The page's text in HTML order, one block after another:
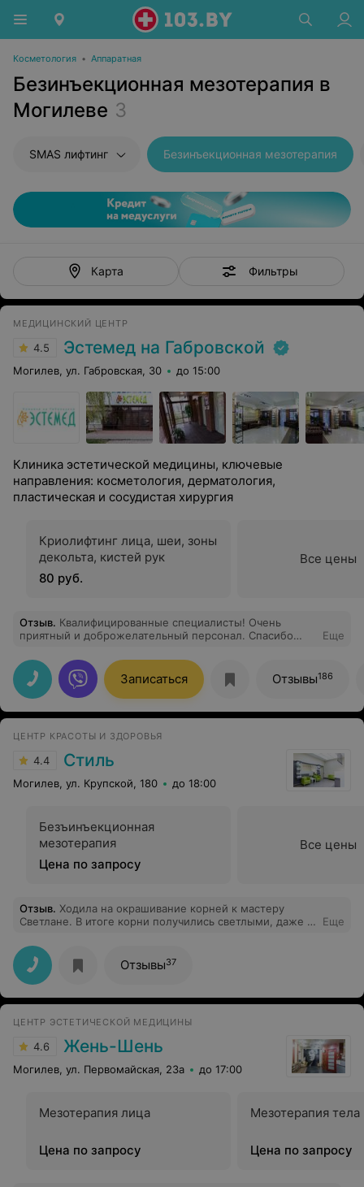
Косметология • Аппаратная
Безинъекционная мезотерапия в
Могилеве 3
SMAS лифтинг Безинъекционная мезотерапия
Карта Фильтры
МЕДИЦИНСКИЙ ЦЕНТР
4.5 Эстемед на Габровской
Могилев, ул. Габровская, 30 до 15:00
Клиника эстетической медицины, ключевые
направления: косметология, дерматология,
пластическая и сосудистая хирургия
Криолифтинг лица, шеи, зоны
декольта, кистей рук
80 руб.
Все цены
Отзыв. Квалифицированные специалисты! Очень
приятный и доброжелательный персонал. Спасибо
Еще
Записаться Отзывы186
ЦЕНТР КРАСОТЫ И ЗДОРОВЬЯ
4.4 Стиль
Могилев, ул. Крупской, 180 до 18:00
Безъинъекционная
мезотерапия
Цена по запросу
Все цены
Отзыв. Ходила на окрашивание корней к мастеру
Светлане. В итоге корни получились светлыми, даже с
темно русые. Попросила подравнять кончики, так как в
прошлый раз мастер Марина подстригла
неравномерно. В итоге ушла с такими же кончиками
только ещё хуже чем было, и с светлыми корнями.
Еще
Отзывы37
ЦЕНТР ЭСТЕТИЧЕСКОЙ МЕДИЦИНЫ
4.6 Жень-Шень
Могилев, ул. Первомайская, 23а до 17:00
Мезотерапия лица
Цена по запросу
Мезотерапия тела
Цена по запросу